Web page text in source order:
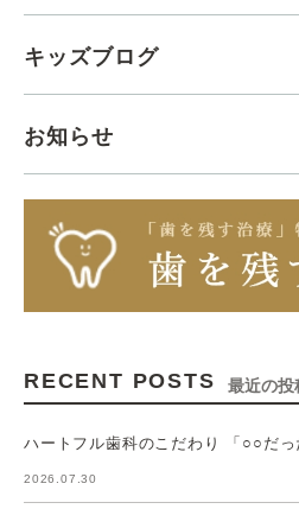
キッズブログ
お知らせ
RECENT POSTS 最近の投
ハートフル歯科のこだわり 「○○だっ
2026.07.30